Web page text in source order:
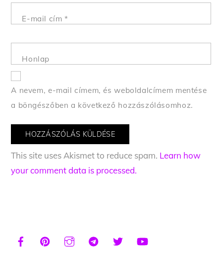
E-mail cím*
Honlap
A nevem, e-mail címem, és weboldalcímem mentése
a böngészőben a következő hozzászólásomhoz.
This site uses Akismet to reduce spam. Learn how
your comment data is processed.